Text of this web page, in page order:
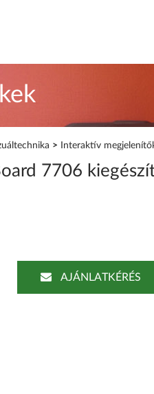
> Interaktív
7706
AJÁNLATKÉRÉS